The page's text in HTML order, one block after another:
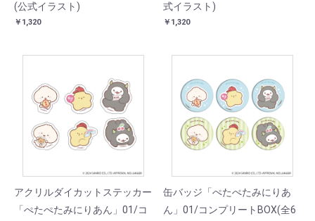
(公式イラスト)
￥1,320
式イラスト)
￥1,320
アクリルダイカットステッカー
「ぺたぺたみにりあん」01/コ
缶バッジ「ぺたぺたみにりあ
ん」01/コンプリートBOX(全6